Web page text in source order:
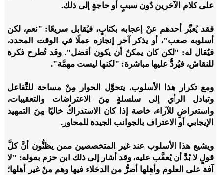
على كلام الآخرين دُون سببٍ أو حاجةٍ إلى ذلك.
فقد يُعبِّر أحدهم عنْ إعجابه بكتابٍ، فيُقابل سريعًا: "نعم، لكن
أسلوبه صعب"، أو يذكر آخر إنجازه عملًا في الوقت المحدد،
فيُقال له: "لكن كان يمكنُ أن يكون أفضل". وقد تُطرح فكرة
للنقاش، فيُردُّ عليها مباشرة: "لكنها ليست مهمَّة".
ومع تكرار هذا الأسلوب، يتحوَّل الحوار مِنْ مساحة للتَّفاعل
وتبادل الرأي إلى سلسلةٍ مِنَ الاعتراضات والتعقيبات،
واستعراضٍ للآراء، خاصة إذا كان الاستدراكُ خاليًا مِنَ التمهيد
الإيجابي أو الاعتراف بالجوانب الجيدة للمحاور.
ويشيع هذا الأسلوب عند غير المتخصصين ممن يظنُّون أنَّ كلَّ
قولٍ لا بُدَّ أن يُعقَّب عليه، وقد أشار إلى ذلك ابن حزم بقوله: "لا
آفة على العلوم وأهلها أضرُّ من الدخلاء فيها وهم منْ غير أهلها؛